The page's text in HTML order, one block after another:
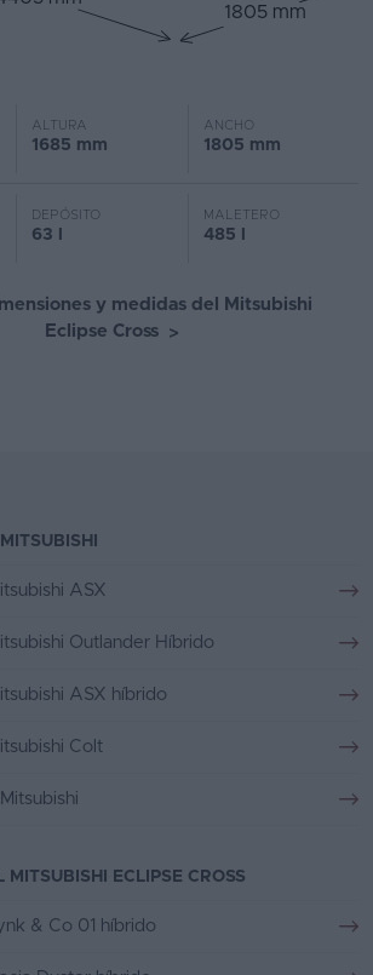
1805 mm
ALTURA
1685 mm
ANCHO
1805 mm
DEPÓSITO
63 l
MALETERO
485 l
y medidas del Mitsubishi
Eclipse Cross >
ASX
Outlander Híbrido
ASX híbrido
Colt
ECLIPSE CROSS
& Co 01 híbrido